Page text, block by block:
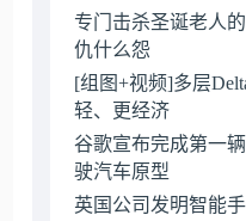
专门击杀圣诞老人
仇什么怨
[组图+视频]多层
轻、更经济
谷歌宣布完成第一
驶汽车原型
英国公司发明智能